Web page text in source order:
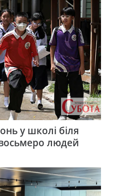
у школі біля
людей